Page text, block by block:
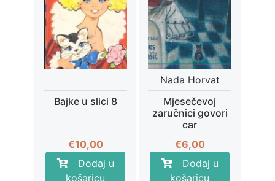
Bajke u slici 8
€10,00
Dodaj u
košaricu
Nada Horvat
Mjesečevoj
zaručnici govori
car
€6,00
Dodaj u
košaricu